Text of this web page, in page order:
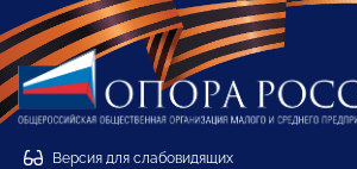
Версия для слабовидящих